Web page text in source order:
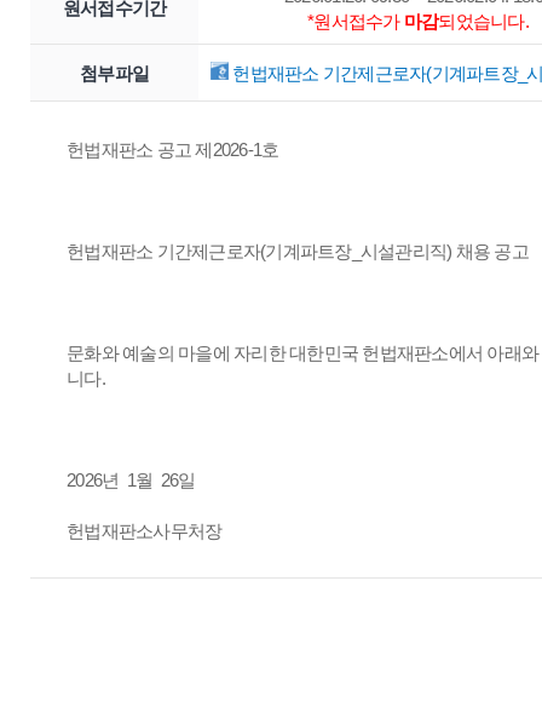
원서접수기간
*원서접수가 마감되었습니다.
첨부파일 헌법재판소 기간제근로자(기계파트장_
헌법재판소 공고 제2026-1호
헌법재판소 기간제근로자(기계파트장_시설관리직) 채용 공고
문화와 예술의 마을에 자리한 대한민국 헌법재판소에서 아래
니다.
2026년 1월 26일
헌법재판소사무처장